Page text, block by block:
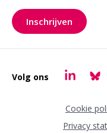
Inschrijven
voor onze
Volg ons
Cookie
Privacy